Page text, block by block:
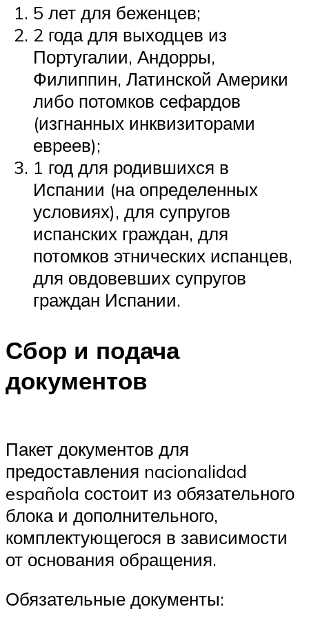
5 лет для беженцев;
2 года для выходцев из
Португалии, Андорры,
Филиппин, Латинской Америки
либо потомков сефардов
(изгнанных инквизиторами
евреев);
1 год для родившихся в
Испании (на определенных
условиях), для супругов
испанских граждан, для
потомков этнических испанцев,
для овдовевших супругов
граждан Испании.
Сбор и подача
документов
Пакет документов для
предоставления nacionalidad
española состоит из обязательного
блока и дополнительного,
комплектующегося в зависимости
от основания обращения.
Обязательные документы: